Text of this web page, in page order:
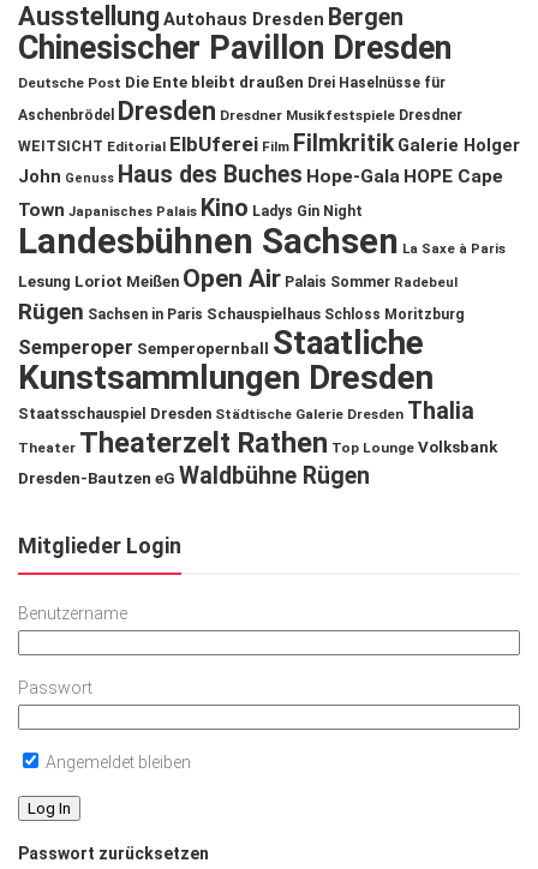
Ausstellung Autohaus Dresden Bergen
Chinesischer Pavillon Dresden
Deutsche Post Die Ente bleibt draußen Drei Haselnüsse für
Aschenbrödel
Dresden Dresdner Musikfestspiele Dresdner
WEITSICHT Editorial ElbUferei Film Filmkritik Galerie Holger
John Genuss Haus des Buches Hope-Gala HOPE Cape
Town Japanisches Palais Kino Ladys Gin Night
Landesbühnen Sachsen La Saxe à Paris
Lesung Loriot Meißen Open Air Palais Sommer Radebeul
Rügen Sachsen in Paris Schauspielhaus Schloss Moritzburg
Semperoper Semperopernball
Staatliche
Kunstsammlungen Dresden
Staatsschauspiel Dresden Städtische Galerie Dresden Thalia
Theater Theaterzelt Rathen Top Lounge Volksbank
Dresden-Bautzen eG Waldbühne Rügen
Mitglieder Login
Benutzername
Passwort
Angemeldet bleiben
Passwort zurücksetzen